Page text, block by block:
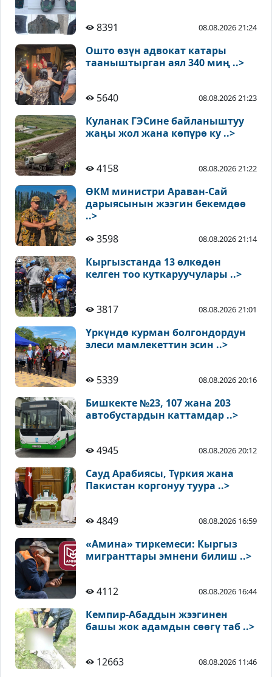
8391 08.08.2026 21:24
Ошто өзүн адвокат катары
тааныштырган аял 340 миң ..>
5640 08.08.2026 21:23
Куланак ГЭСине байланыштуу
жаңы жол жана көпүрө ку ..>
4158 08.08.2026 21:22
ӨКМ министри Араван-Сай
дарыясынын жээгин бекемдөө
..>
3598
08.08.2026 21:14
Кыргызстанда 13 өлкөдөн
келген тоо куткаруучулары ..>
3817 08.08.2026 21:01
Үркүндө курман болгондордун
элеси мамлекеттин эсин ..>
5339 08.08.2026 20:16
Бишкекте №23, 107 жана 203
автобустардын каттамдар ..>
4945 08.08.2026 20:12
Сауд Арабиясы, Түркия жана
Пакистан коргонуу туура ..>
4849 08.08.2026 16:59
«Амина» тиркемеси: Кыргыз
мигранттары эмнени билиш ..>
4112 08.08.2026 16:44
Кемпир-Абаддын жээгинен
башы жок адамдын сөөгү таб ..>
12663 08.08.2026 11:46